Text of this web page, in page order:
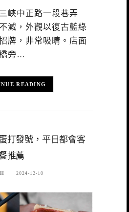
峽中正路一段巷弄
減，外觀以復古藍綠
牌，非常吸睛。店面
旁…
READING
打發號，平日都會客
推薦
2024-12-10